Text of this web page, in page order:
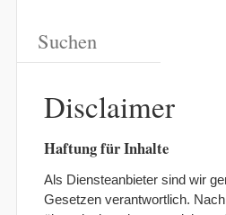
Disclaimer
Haftung für Inhalte
Als Diensteanbieter sind wir
Gesetzen verantwortlich.